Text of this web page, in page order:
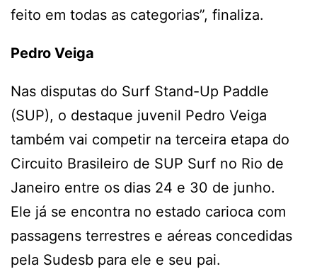
feito em todas as categorias”, finaliza.
Pedro Veiga
Nas disputas do Surf Stand-Up Paddle
(SUP), o destaque juvenil Pedro Veiga
também vai competir na terceira etapa do
Circuito Brasileiro de SUP Surf no Rio de
Janeiro entre os dias 24 e 30 de junho.
Ele já se encontra no estado carioca com
passagens terrestres e aéreas concedidas
pela Sudesb para ele e seu pai.